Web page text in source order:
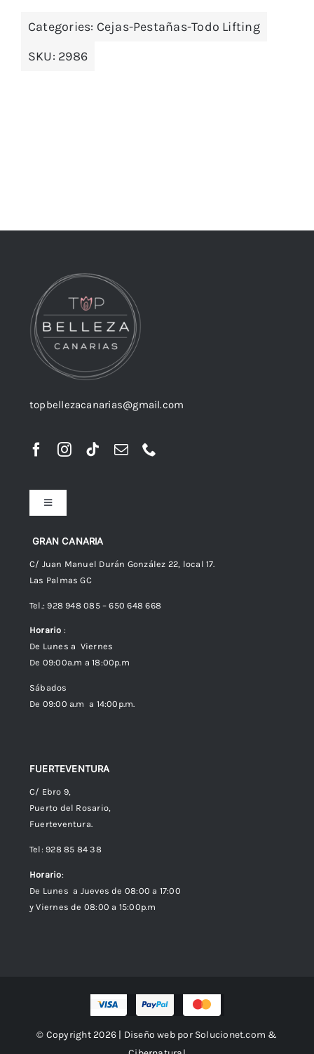
Categories: Cejas-Pestañas-Todo Lifting
SKU: 2986
topbellezacanarias@gmail.com
GRAN CANARIA
C/ Juan Manuel Durán González 22, local 17.
Las Palmas GC
Tel.: 928 948 085 – 650 648 668
Horario :
De Lunes a Viernes
De 09:00a.m a 18:00p.m
Sábados
De 09:00 a.m a 14:00p.m.
FUERTEVENTURA
C/ Ebro 9,
Puerto del Rosario,
Fuerteventura.
Tel: 928 85 84 38
Horario:
De Lunes a Jueves de 08:00 a 17:00
y Viernes de 08:00 a 15:00p.m
Toggle
Navigation
Preguntas frecuentes
Envíos
Política de Privacidad
© Copyright 2026 | Diseño web por Solucionet.com &